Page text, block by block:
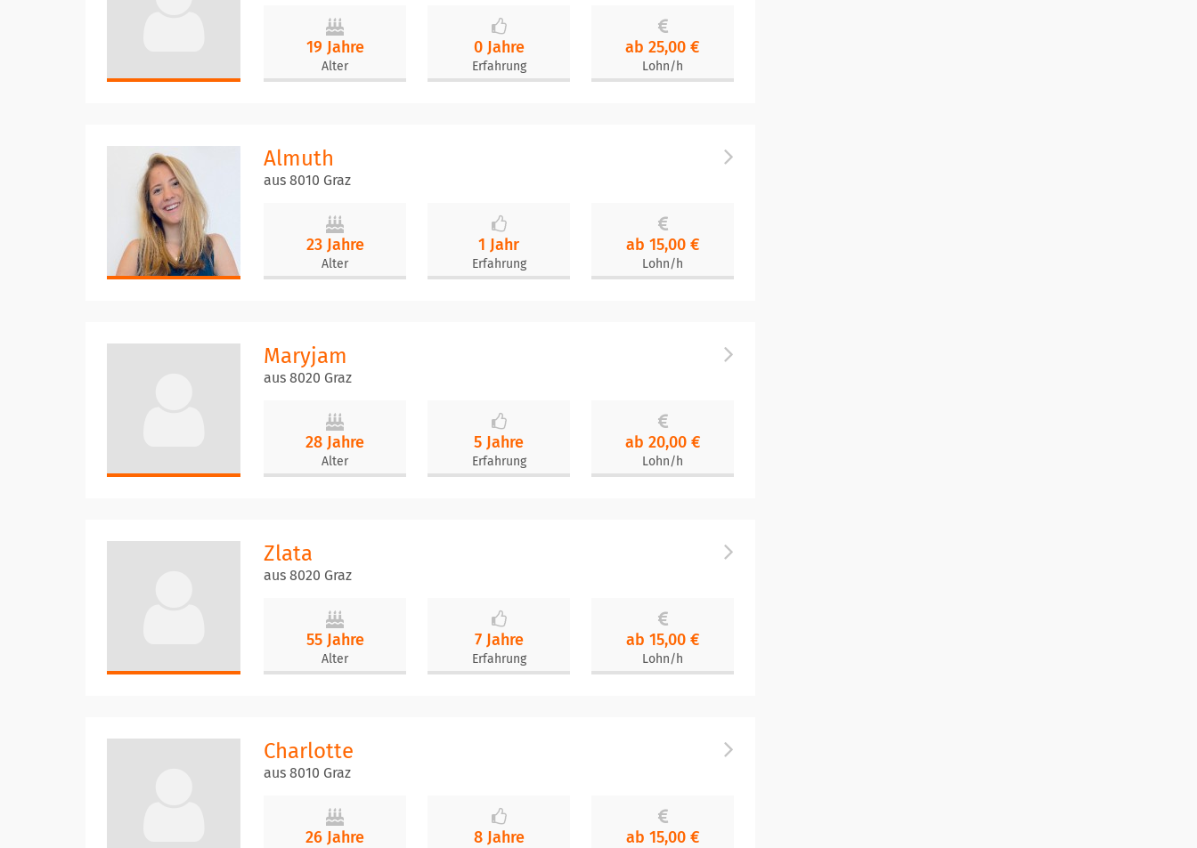
19 Jahre
Alter
0 Jahre
Erfahrung
ab 25,00 €
Lohn/h
Almuth
aus 8010 Graz
23 Jahre
Alter
1 Jahr
Erfahrung
ab 15,00 €
Lohn/h
Maryjam
aus 8020 Graz
28 Jahre
Alter
5 Jahre
Erfahrung
ab 20,00 €
Lohn/h
Zlata
aus 8020 Graz
55 Jahre
Alter
7 Jahre
Erfahrung
ab 15,00 €
Lohn/h
Charlotte
aus 8010 Graz
26 Jahre 8 Jahre ab 15,00 €